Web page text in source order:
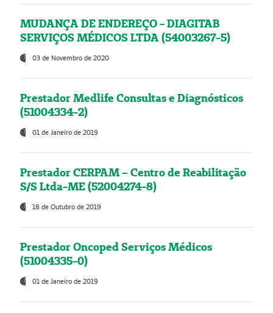
MUDANÇA DE ENDEREÇO - DIAGITAB
SERVIÇOS MÉDICOS LTDA (54003267-5)
03 de Novembro de 2020
Prestador Medlife Consultas e Diagnósticos
(51004334-2)
01 de Janeiro de 2019
Prestador CERPAM – Centro de Reabilitação
S/S Ltda-ME (52004274-8)
18 de Outubro de 2019
Prestador Oncoped Serviços Médicos
(51004335-0)
01 de Janeiro de 2019